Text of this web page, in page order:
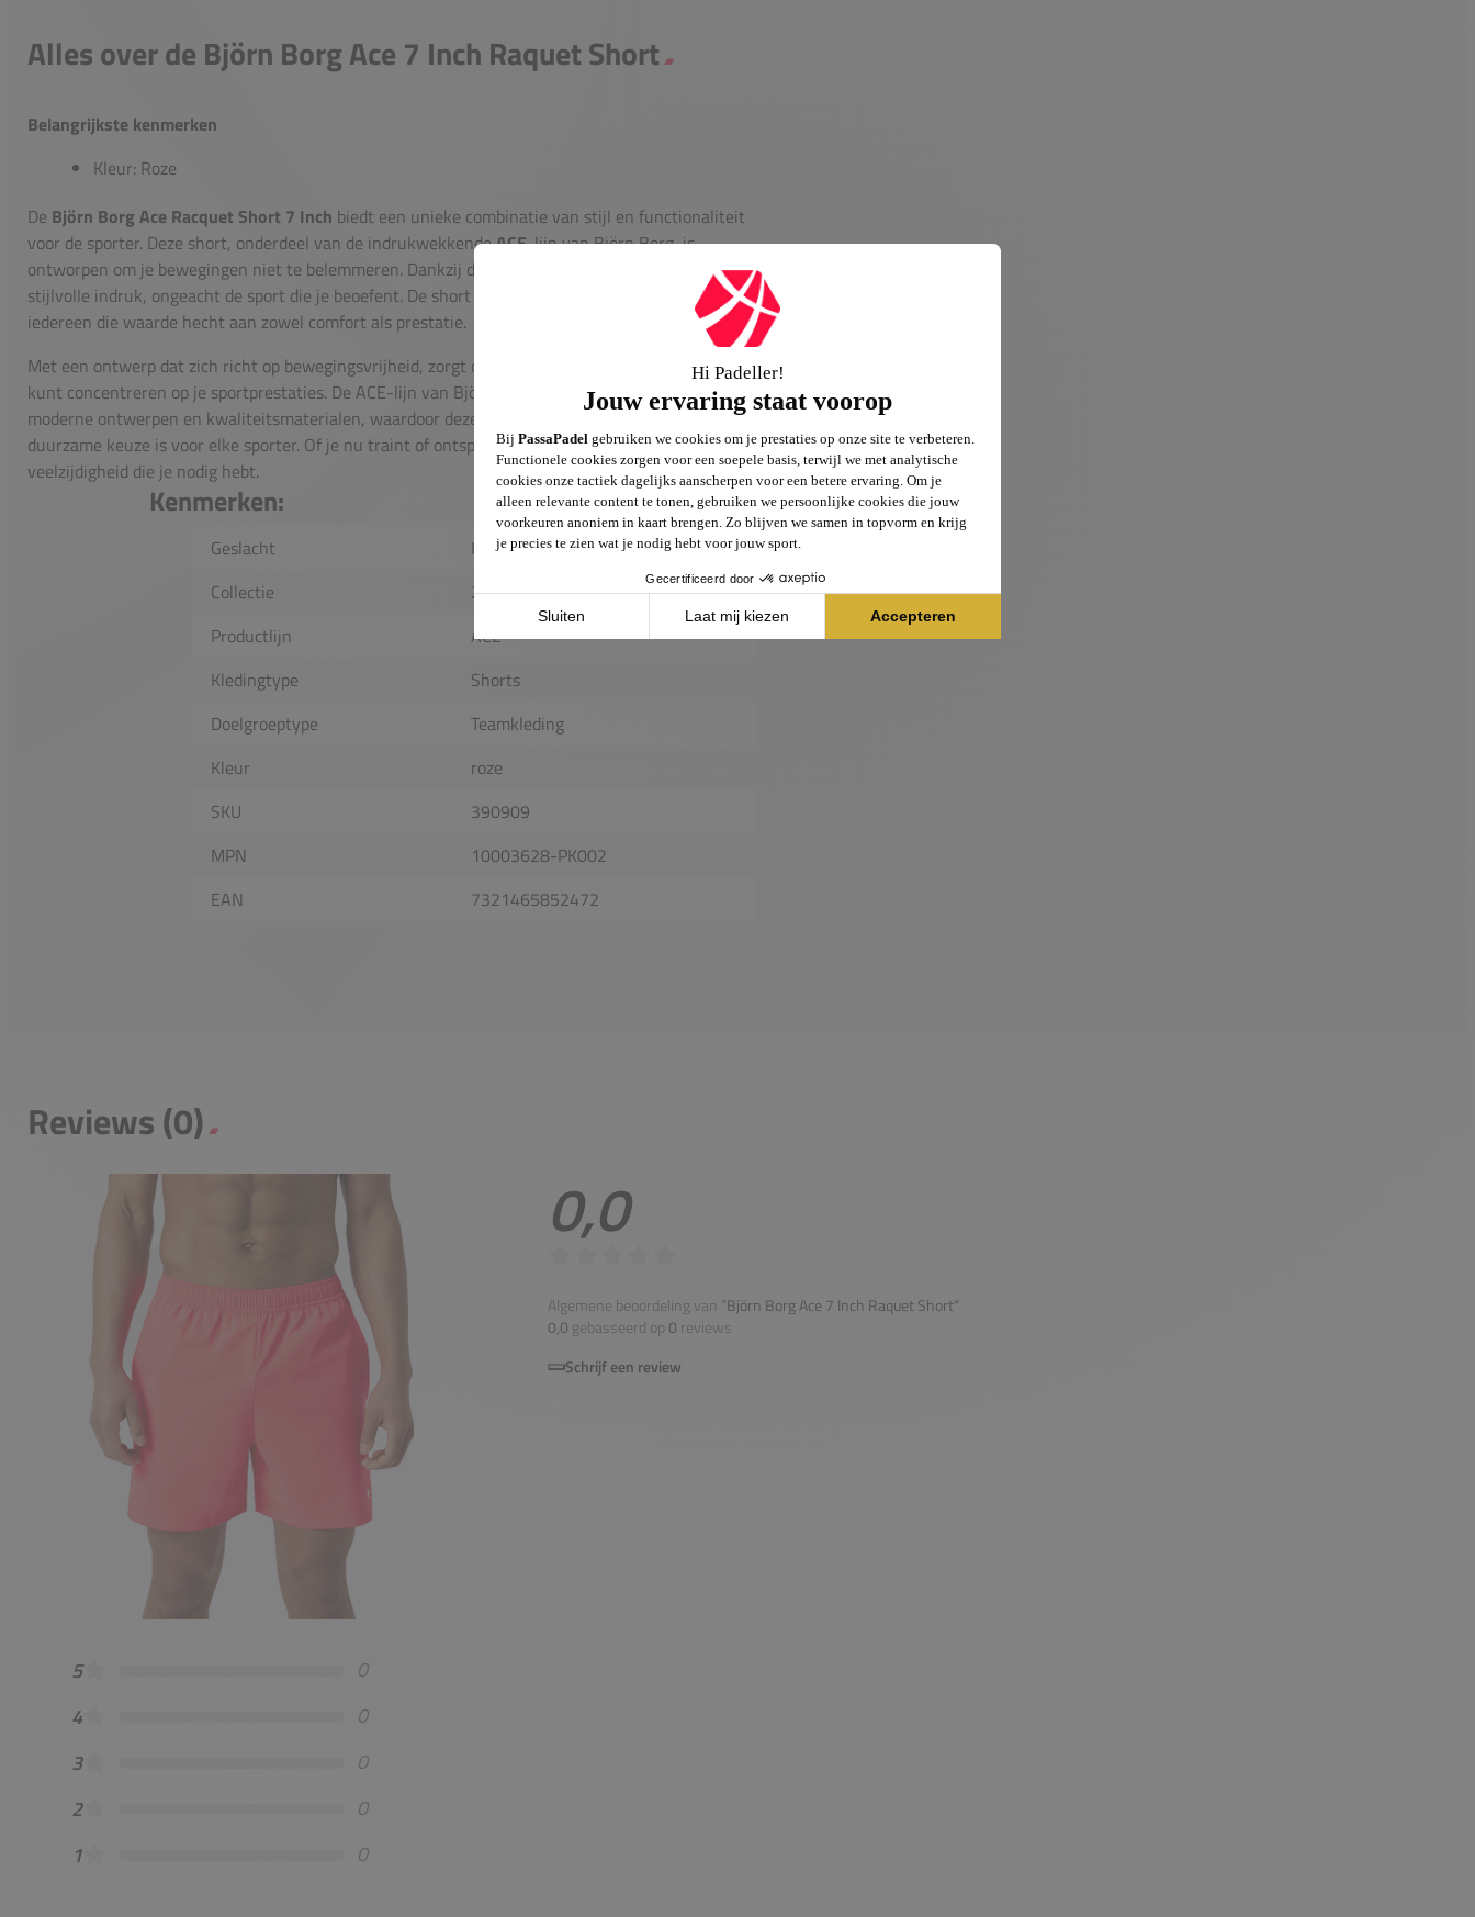
Alles over de Björn Borg Ace 7 Inch Raquet Short
Belangrijkste kenmerken
Kleur: Roze
De Björn Borg Ace Racquet Short 7 Inch biedt een unieke combinatie van stijl en functionaliteit
voor de sporter. Deze short, onderdeel van de indrukwekkendeACE-lijn van Björn Borg, is
ontworpen om je bewegingen niet te belemmeren. Dankzij de opvallende roze kleur maak je een
stijlvolle indruk, ongeacht de sport die je beoefent. De short is een uitstekende keuze voor
iedereen die waarde hecht aan zowel comfort als prestatie.
Met een ontwerp dat zich richt op bewegingsvrijheid, zorgt deze short ervoor dat je je volledig
kunt concentreren op je sportprestaties. De ACE-lijn van Björn Borg staat bekend om zijn
moderne ontwerpen en kwaliteitsmaterialen, waardoor deze short een betrouwbare en
duurzame keuze is voor elke sporter. Of je nu traint of ontspant, deze short biedt de
veelzijdigheid die je nodig hebt.
Kenmerken:
Geslacht
Heren
Collectie
2026
Productlijn
ACE
Kledingtype
Shorts
Doelgroeptype
Teamkleding
Kleur
roze
SKU
390909
MPN
10003628-PK002
EAN
7321465852472
Reviews (0)
0,0
Algemene beoordeling van ”Björn Borg Ace 7 Inch Raquet Short“
0,0 gebasseerd op 0 reviews
Schrijf een review
5
0
4
0
3
0
2
0
1
0